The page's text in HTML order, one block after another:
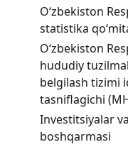
O‘zbekiston
statistika
O‘zbekiston
hududiy
belgilash tizimi
tasniflagichi
Investitsiyalar
boshqarmasi